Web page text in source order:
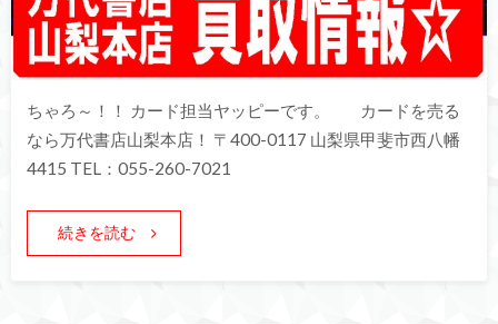
ちゃろ～！！ カード担当ヤッピーです。 カードを売る
なら万代書店山梨本店！ 〒400-0117 山梨県甲斐市西八幡
4415 TEL：055-260-7021
続きを読む